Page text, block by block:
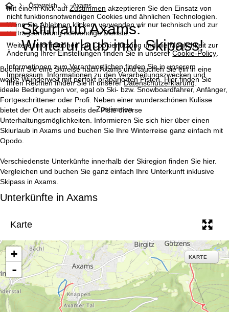
Mit einem Klick aufZustimmen akzeptieren Sie den Einsatz von
nicht funktionsnotwendigen Cookies und ähnlichen Technologien.
Wenn SieAblehnenklicken, verwenden wir nur technisch und zur
Vertragserfüllung notwendige Dienste.
Weitere Informationen zur Cookienutzung und die Möglichkeit zur
Änderung Ihrer Einstellungen finden Sie in unsererCookie-Policy
Informationen zum Verantwortlichen finden Sie in unserem
Impressum . Informationen zu den Verarbeitungszwecken und
Ihren Rechten finden Sie in unsererDatenschutzerklärung.
Zustimmen
S
t
a
r
t
s
e
t
e
Österreich Axams
Skiurlaub Axams:
Winterurlaub inkl. Skipass!
Buchen Sie eine Skireise nach Axams und tauchen Sie ein in eine
weiße Wunderwelt mit perfekt präparierten Pisten. Hier finden Sie
ideale Bedingungen vor, egal ob Ski- bzw. Snowboardfahrer, Anfänger,
Fortgeschrittener oder Profi. Neben einer wunderschönen Kulisse
bietet der Ort auch abseits der Piste diverse
Unterhaltungsmöglichkeiten. Informieren Sie sich hier über einen
Skiurlaub in Axams und buchen Sie Ihre Winterreise ganz einfach mit
Opodo.
Verschiedenste Unterkünfte innerhalb der Skiregion finden Sie hier.
Vergleichen und buchen Sie ganz einfach Ihre Unterkunft inklusive
Skipass in Axams.
Unterkünfte in Axams
Karte
+
-
KARTE